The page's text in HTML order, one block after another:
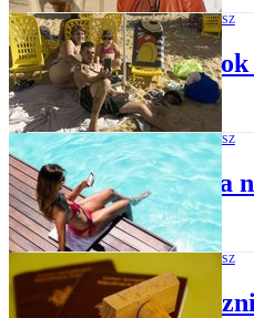
ZANIM WYJEDZIESZ
ONZ: Rok
ZANIM WYJEDZIESZ
Tanzania
ZANIM WYJEDZIESZ
Unia za